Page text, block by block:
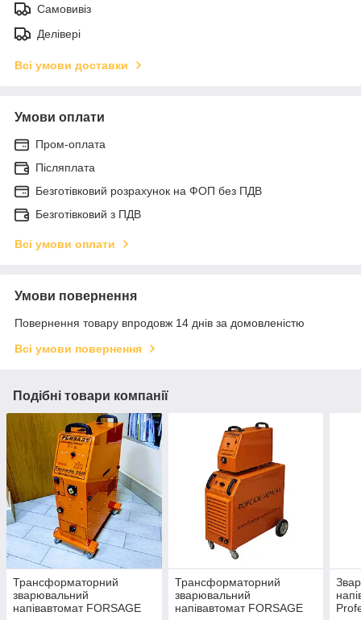
Самовивіз
Делівері
Всі умови доставки
Умови оплати
Пром-оплата
Післяплата
Безготівковий розрахунок на ФОП без ПДВ
Безготівковий з ПДВ
Всі умови оплати
Умови повернення
Повернення товару впродовж 14 днів за домовленістю
Всі умови повернення
Подібні товари компанії
Трансформаторний
зварювальний
напівавтомат FORSAGE
Трансформаторний
зварювальний
напівавтомат FORSAGE